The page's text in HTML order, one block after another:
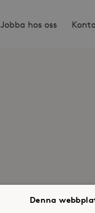
Jobba hos oss
Denna